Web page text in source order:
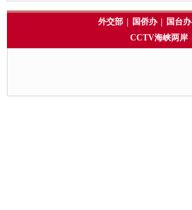
外交部 国侨办 国台办
CCTV海峡两岸